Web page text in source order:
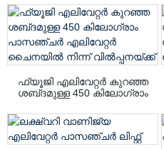
ഫ്യൂജി എലിവേറ്റർ കുറഞ്ഞ
ശബ്‌ദമുള്ള 450 കിലോഗ്രാം
ചൈനയിൽ നിന്ന് വിൽപ്പനയ്‌ക്ക്